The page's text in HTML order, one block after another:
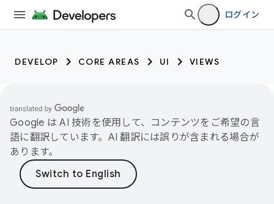
ログイン
DEVELOP CORE AREAS UI VIEWS
Google は AI 技術を使用して、コンテンツをご希望の言
語に翻訳しています。AI 翻訳には誤りが含まれる場合が
あります。